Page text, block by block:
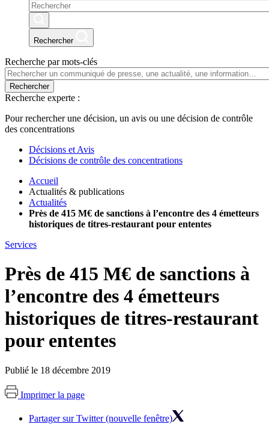
Rechercher
Recherche par mots-clés
Rechercher
Recherche experte :
Pour rechercher une décision, un avis ou une décision de contrôle
des concentrations
Décisions et Avis
Décisions de contrôle des concentrations
Accueil
Actualités & publications
Actualités
Près de 415 M€ de sanctions à l’encontre des 4 émetteurs
historiques de titres-restaurant pour ententes
Services
Près de 415 M€ de sanctions à
l’encontre des 4 émetteurs
historiques de titres-restaurant
pour ententes
Publié le 18 décembre 2019
Imprimer la page
Partager sur Twitter (nouvelle fenêtre)